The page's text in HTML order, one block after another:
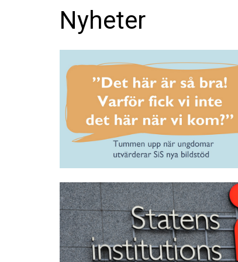
Nyheter